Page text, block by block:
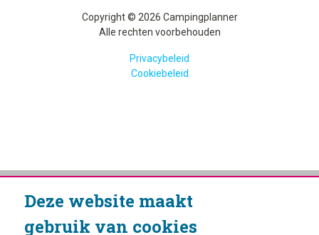
Copyright © 2026 Campingplanner
Alle rechten voorbehouden
Privacybeleid
Cookiebeleid
Deze website maakt
gebruik van cookies